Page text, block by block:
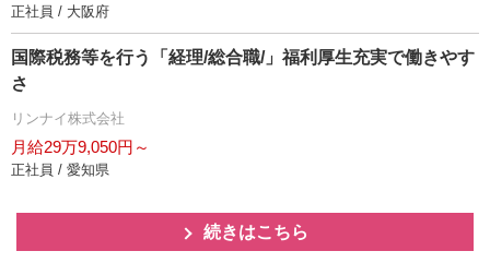
正社員 / 大阪府
国際税務等を行う「経理/総合職/」福利厚生充実で働きやす
さ
リンナイ株式会社
月給29万9,050円～
正社員 / 愛知県
続きはこちら